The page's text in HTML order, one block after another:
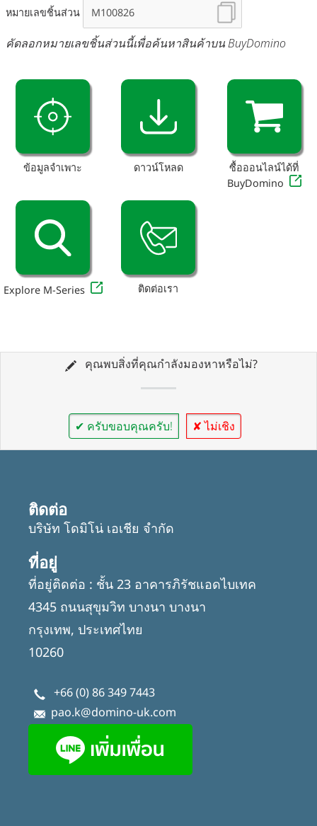
หมายเลขชิ้นส่วน
คัดลอกหมายเลขชิ้นส่วนนี้เพื่อค้นหาสินค้าบน BuyDomino
ข้อมูลจำเพาะ ดาวน์โหลด
ซื้อออนไลน์ได้ที่
BuyDomino
Explore M-Series ติดต่อเรา
คุณพบสิ่งที่คุณกำลังมองหาหรือไม่?
✔ ครับขอบคุณครับ! ✘ ไม่เชิง
ติดต่อ
บริษัท โดมิโน่ เอเชีย จำกัด
ที่อยู่
ที่อยู่ติดต่อ : ชั้น 23 อาคารภิรัชแอดไบเทค
4345 ถนนสุขุมวิท บางนา บางนา
กรุงเทพ, ประเทศไทย
10260
+66 (0) 86 349 7443
pao.k@domino-uk.com